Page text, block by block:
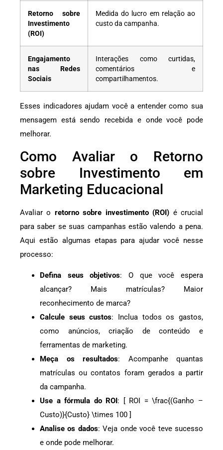
Retorno sobre
Investimento
(ROI)
Medida do lucro em relação ao
custo da campanha.
Engajamento
nas Redes
Sociais
Interações como curtidas,
comentários e
compartilhamentos.
Esses indicadores ajudam você a entender como sua
mensagem está sendo recebida e onde você pode
melhorar.
Como Avaliar o Retorno
sobre Investimento em
Marketing Educacional
Avaliar o retorno sobre investimento (ROI) é crucial
para saber se suas campanhas estão valendo a pena.
Aqui estão algumas etapas para ajudar você nesse
processo:
Defina seus objetivos: O que você espera
alcançar? Mais matrículas? Maior
reconhecimento de marca?
Calcule seus custos: Inclua todos os gastos,
como anúncios, criação de conteúdo e
ferramentas de marketing.
Meça os resultados: Acompanhe quantas
matrículas ou contatos foram gerados a partir
da campanha.
Use a fórmula do ROI: [ ROI = \frac{(Ganho –
Custo)}{Custo} \times 100 ]
Analise os dados: Veja onde você teve sucesso
e onde pode melhorar.